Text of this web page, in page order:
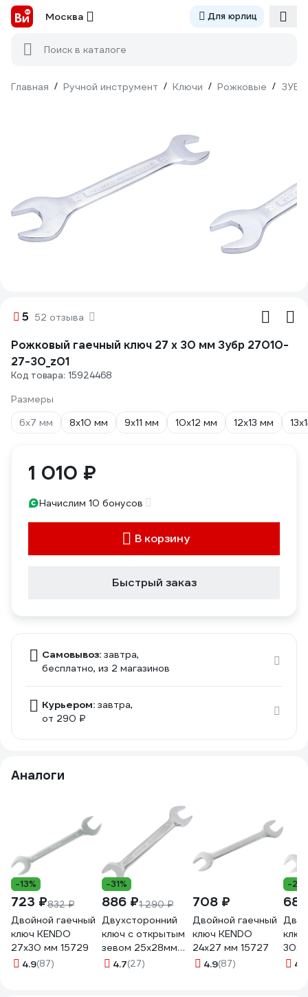
Москва Для юрлиц
Поиск в каталоге
Главная / Ручной инструмент / Ключи / Рожковые / ЗУБР
5 52 отзыва
Рожковый гаечный ключ 27 x 30 мм Зубр 27010-
27-30_z01
Код товара: 15924468
Размеры
6х7 мм
8х10 мм 9х11 мм 10х12 мм 12х13 мм
1 010 ₽
Начислим 10 бонусов
В корзину
Быстрый заказ
Самовывоз: завтра,
бесплатно, из 2 магазинов
Курьером: завтра,
от 290 ₽
Аналоги
-13%
723 ₽832 ₽
Двойной гаечный
ключ KENDO
27x30 мм 15729
4.9(87)
-31%
886 ₽1 290 ₽
Двухсторонний
ключ с открытым
зевом 25x28мм
NEO Tools 09-825
4.7(27)
708 ₽
Двойной гаечный
ключ KENDO
24x27 мм 15727
4.9(87)
-
ключ
4.9